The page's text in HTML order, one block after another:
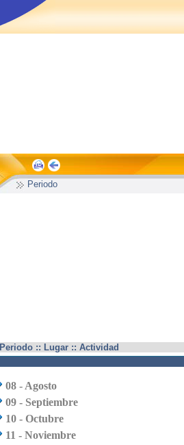
Periodo
Periodo :: Lugar :: Actividad
08 - Agosto
09 - Septiembre
10 - Octubre
11 - Noviembre